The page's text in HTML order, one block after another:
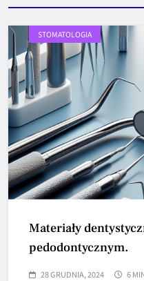
STOMATOLOGIA
Materiały
pedodontycznym.
28 GRUDNIA, 2024 6